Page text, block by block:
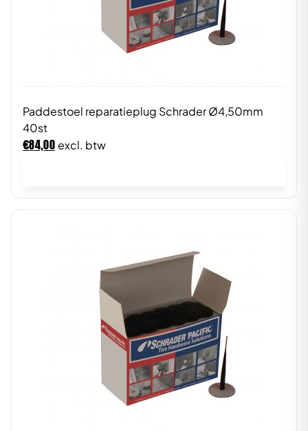
Paddestoel reparatieplug Schrader Ø4,50mm
40st
€84,00 excl. btw